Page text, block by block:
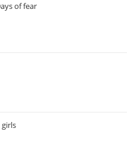
of fear
girls